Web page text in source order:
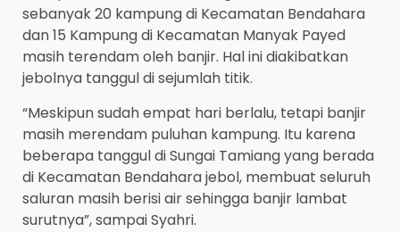
sebanyak 20 kampung di Kecamatan Bendahara
dan 15 Kampung di Kecamatan Manyak Payed
masih terendam oleh banjir. Hal ini diakibatkan
jebolnya tanggul di sejumlah titik.
“Meskipun sudah empat hari berlalu, tetapi banjir
masih merendam puluhan kampung. Itu karena
beberapa tanggul di Sungai Tamiang yang berada
di Kecamatan Bendahara jebol, membuat seluruh
saluran masih berisi air sehingga banjir lambat
surutnya”, sampai Syahri.